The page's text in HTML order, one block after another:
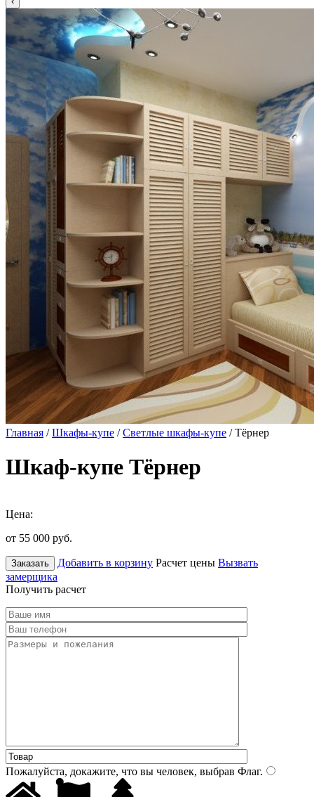
Главная /Шкафы-купе /Светлые шкафы-купе / Тёрнер
Шкаф-купе Тёрнер
Цена:
от 55 000 руб.
Заказать Добавить в корзину Расчет цены Вызвать
замерщика
Получить расчет
Пожалуйста, докажите, что вы человек, выбрав Флаг.